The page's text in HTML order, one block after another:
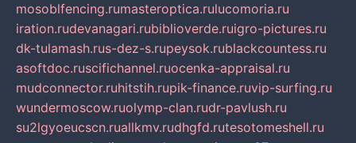
mosoblfencing.rumasteroptica.rulucomoria.ru
iration.rudevanagari.rubiblioverde.ruigro-pictures.ru
dk-tulamash.rus-dez-s.rupeysok.rublackcountess.ru
asoftdoc.ruscifichannel.ruocenka-appraisal.ru
mudconnector.ruhitstih.rupik-finance.ruvip-surfing.ru
wundermoscow.ruolymp-clan.rudr-pavlush.ru
su2lgyoeucscn.ruallkmv.rudhgfd.rutesotomeshell.ru